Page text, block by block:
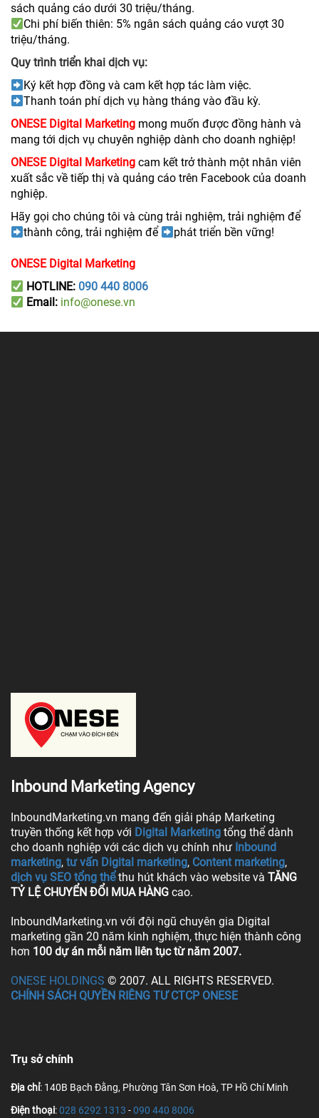
sách quảng cáo dưới 30 triệu/tháng.
Chi phí biến thiên: 5% ngân sách quảng cáo vượt 30
triệu/tháng.
Quy trình triển khai dịch vụ:
Ký kết hợp đồng và cam kết hợp tác làm việc.
Thanh toán phí dịch vụ hàng tháng vào đầu kỳ.
ONESE Digital Marketing mong muốn được đồng hành và
mang tới dịch vụ chuyên nghiệp dành cho doanh nghiệp!
ONESE Digital Marketing cam kết trở thành một nhân viên
xuất sắc về tiếp thị và quảng cáo trên Facebook của doanh
nghiệp.
Hãy gọi cho chúng tôi và cùng trải nghiệm, trải nghiệm để
thành công, trải nghiệm để
phát triển bền vững!
ONESE Digital Marketing
HOTLINE: 090 440 8006
Email: info@onese.vn
Inbound Marketing Agency
InboundMarketing.vn mang đến giải pháp Marketing
truyền thống kết hợp với Digital Marketing tổng thể dành
cho doanh nghiệp với các dịch vụ chính như Inbound
marketing, tư vấn Digital marketing, Content marketing,
dịch vụ SEO tổng thể thu hút khách vào website và TĂNG
TỶ LỆ CHUYỂN ĐỔI MUA HÀNG cao.
InboundMarketing.vn với đội ngũ chuyên gia Digital
marketing gần 20 năm kinh nghiệm, thực hiện thành công
hơn 100 dự án mỗi năm liên tục từ năm 2007.
ONESE HOLDINGS © 2007. ALL RIGHTS RESERVED.
CHÍNH SÁCH QUYỀN RIÊNG TƯ CTCP ONESE
Trụ sở chính
Địa chỉ: 140B Bạch Đằng, Phường Tân Sơn Hoà, TP Hồ Chí Minh
Điện thoại:028 6292 1313 -090 440 8006